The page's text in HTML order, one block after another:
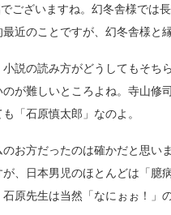
ございますね。幻冬舎様では
近のことですが、幻冬舎様と
説の読み方がどうしてもそち
が難しいところよね。寺山修
「石原慎太郎」なのよ。
お方だったのは確かだと思い
、日本男児のほとんどは「臆
原先生は当然「なにぉぉ！」